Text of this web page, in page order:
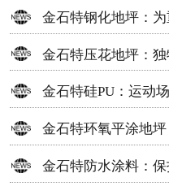
选择
金石特钢化地坪：
金石特压花地坪：
地面材料
金石特硅PU：运动
金石特环氧平涂地
决方案
金石特防水涂料：